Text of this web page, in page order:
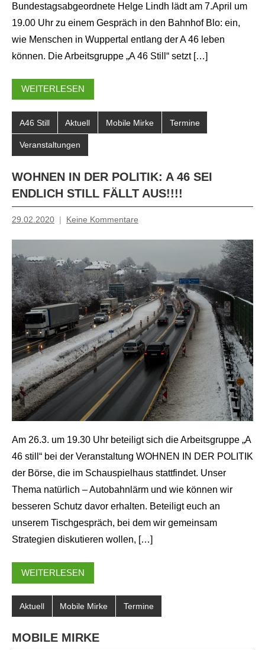
Bundestagsabgeordnete Helge Lindh lädt am 7.April um
19.00 Uhr zu einem Gespräch in den Bahnhof Blo: ein,
wie Menschen in Wuppertal entlang der A 46 leben
können. Die Arbeitsgruppe „A 46 Still“ setzt […]
WEITERLESEN
A46 Still Aktuell Mobile Mirke Termine
Veranstaltungen
WOHNEN IN DER POLITIK: A 46 SEI
ENDLICH STILL FÄLLT AUS!!!!
29.02.2020
Inge
Grau
Keine Kommentare
Am 26.3. um 19.30 Uhr beteiligt sich die Arbeitsgruppe „A
46 still“ bei der Veranstaltung WOHNEN IN DER POLITIK
der Börse, die im Schauspielhaus stattfindet. Unser
Thema natürlich – Autobahnlärm und wie können wir
besseren Schutz davor erhalten. Beteiligt euch an
unserem Tischgespräch, bei dem wir gemeinsam
Strategien diskutieren wollen, […]
WEITERLESEN
Aktuell Mobile Mirke Termine
MOBILE MIRKE